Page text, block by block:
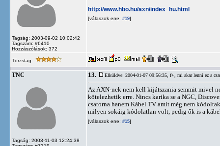
Tagság: 2003-09-02 10:02:42
Tagszám: #6410
Hozzászólások: 372
http://www.hbo.hu/axn/index_hu.html
[válaszok erre: #19]
Törzstag
TNC
Tagság: 2003-11-03 12:24:38
13. Elküldve: 2004-01-07 09:56:35, f+, mi akar lenni ez a
Az AXN-nek nem kell kijátszania semmit mivel
kötelezhetik erre. Nincs karika se a NGC,
csatorna hanem Kábel TV amit még nem
milyen sokáig kódolatlan volt, pedig ők is a
[válaszok erre: #15]